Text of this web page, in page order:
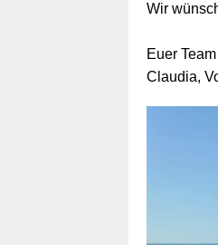
Wir
Euer
Claudia,